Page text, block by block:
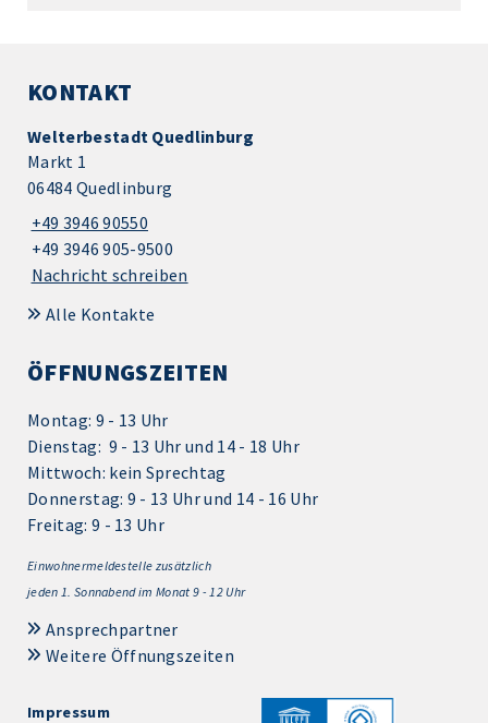
KONTAKT
Welterbestadt Quedlinburg
Markt 1
06484 Quedlinburg
+49 3946 90550
+49 3946 905-9500
Nachricht schreiben
Alle Kontakte
ÖFFNUNGSZEITEN
Montag: 9 - 13 Uhr
Dienstag: 9 - 13 Uhr und 14 - 18 Uhr
Mittwoch: kein Sprechtag
Donnerstag: 9 - 13 Uhr und 14 - 16 Uhr
Freitag: 9 - 13 Uhr
Einwohnermeldestelle zusätzlich
jeden 1. Sonnabend im Monat 9 - 12 Uhr
Ansprechpartner
Weitere Öffnungszeiten
Impressum